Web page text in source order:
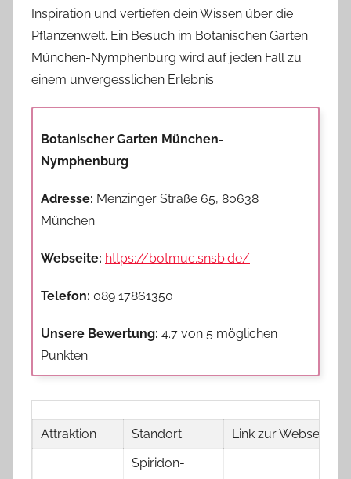
Inspiration und vertiefen dein Wissen über die
Pflanzenwelt. Ein Besuch im Botanischen Garten
München-Nymphenburg wird auf jeden Fall zu
einem unvergesslichen Erlebnis.
Botanischer Garten München-
Nymphenburg
Adresse: Menzinger Straße 65, 80638
München
Webseite: https://botmuc.snsb.de/
Telefon: 089 17861350
Unsere Bewertung: 4.7 von 5 möglichen
Punkten
Attraktion Standort Link zur Webseite
Spiridon-